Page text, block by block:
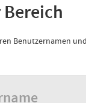
Benutzernamen